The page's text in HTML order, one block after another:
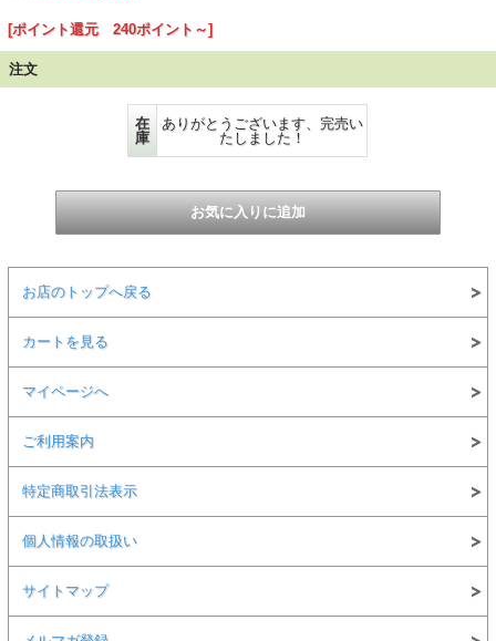
メーカー商品説明
ナチュラルなコンプ感やサチュレーション感が得られる、1ノブ 3
ナチュラルながら、ただ音量を上げるだけではなく、Boostツマ
機と組み合わせた他の機材のサウンド・キャラクターは変えない
POWER BURSTは「粘り」のあるサウンドをもたらすため、チョ
に渡って受け継がれているギターならではのテクニックをうまく
プをドライブさせれば、王道のロック・サウンドになります。
次世代真空管「Nutube」の特性を最大限に引き出す「Valvenergy
Nutube の可能性を最大限に引き出す専用のバッファ回路を設計
はバッファー付きバイパスとして機能し、3 メートルのシールドを
スと軽い感触を提供します。 エフェクトを有効にすると、バッフ
ンが相乗して、軽やかで簡単な演奏体験をもたらし、パフォーマン
用。クールで独特なタッチでボード全体の美しさを確実に高めます
仕様 / SPECIFICATIONS
[ポイント還元 240ポイント～]
注文
在
庫
ありがとうございます、完売い
たしました！
お店のトップへ戻る
カートを見る
マイページへ
ご利用案内
特定商取引法表示
個人情報の取扱い
サイトマップ